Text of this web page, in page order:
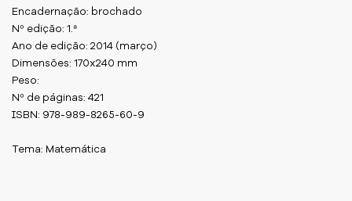
Encadernação: brochado
Nº edição: 1.ª
Ano de edição: 2014 (março)
Dimensões: 170x240 mm
Peso:
Nº de páginas: 421
ISBN: 978-989-8265-60-9
Tema: Matemática